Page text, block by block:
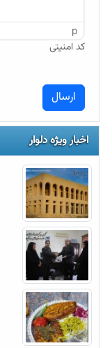
p
کد امنیتی
اخبار ویژه دلوار